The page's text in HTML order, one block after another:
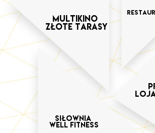
Multikino
Złote tarasy
SIŁOWNIA
WELL FITNESS